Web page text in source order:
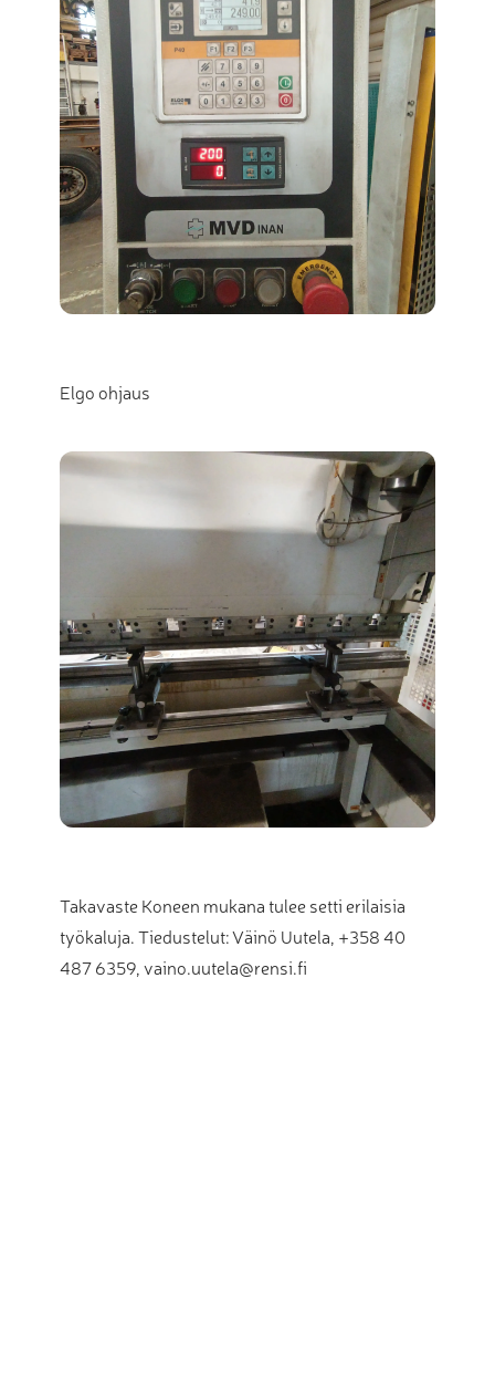
Elgo ohjaus
Takavaste Koneen mukana tulee setti erilaisia
työkaluja. Tiedustelut: Väinö Uutela, +358 40
487 6359, vaino.uutela@rensi.fi